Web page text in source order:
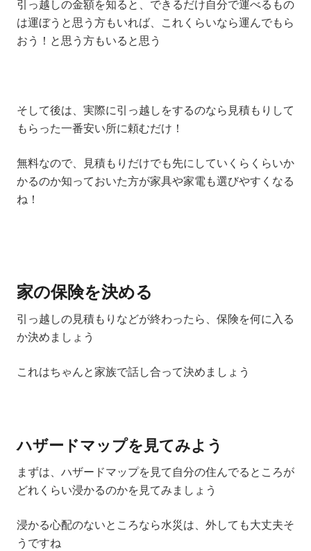
引っ越しの金額を知ると、できるだけ自分で運べるもの
は運ぼうと思う方もいれば、これくらいなら運んでもら
おう！と思う方もいると思う
そして後は、実際に引っ越しをするのなら見積もりして
もらった一番安い所に頼むだけ ！
無料なので、見積もりだけでも先にしていくらくらいか
かるのか知っておいた方が家具や家電も選びやすくなる
ね！
家の保険を決める
引っ越しの見積もりなどが終わったら、保険を何に入る
か決めましょう
これはちゃんと家族で話し合って決めましょう
ハザードマップを見てみよう
まずは、ハザードマップを見て自分の住んでるところが
どれくらい浸かるのかを見てみましょう
浸かる心配のないところなら水災は、外しても大丈夫そ
うですね